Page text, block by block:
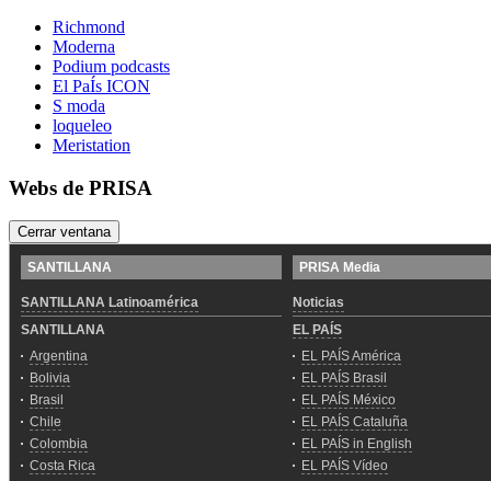
Richmond
Moderna
Podium podcasts
El PaÍs ICON
S moda
loqueleo
Meristation
Webs de PRISA
Cerrar ventana